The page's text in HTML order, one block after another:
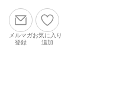
メルマガ
登録
お気に入り
追加